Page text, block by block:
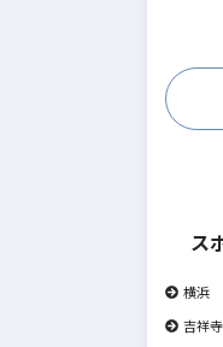
ス
横浜
吉祥寺